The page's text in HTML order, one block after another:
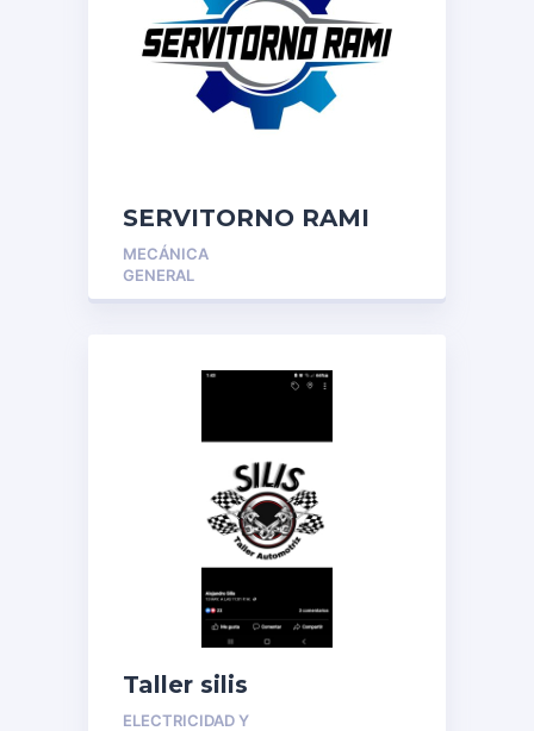
SERVITORNO RAMI
MECÁNICA
GENERAL
Taller silis
ELECTRICIDAD Y